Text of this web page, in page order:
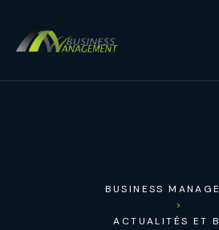
BUSINESS
>
ACTUALITÉS ET